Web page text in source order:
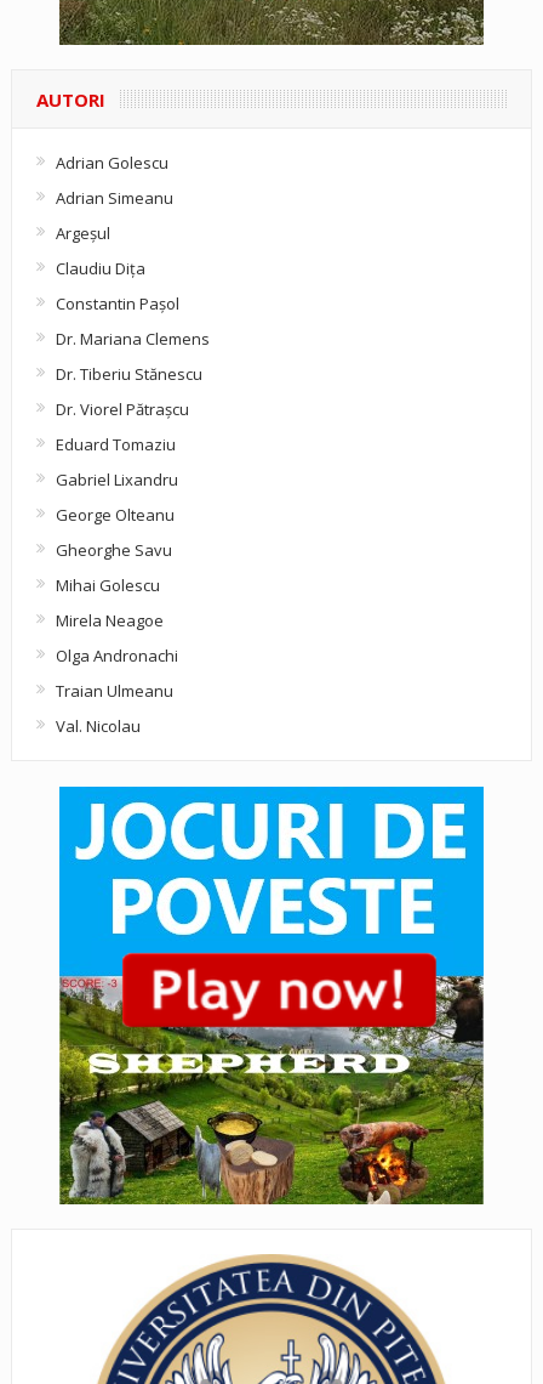
AUTORI
Adrian Golescu
Adrian Simeanu
Argeşul
Claudiu Diţa
Constantin Pașol
Dr. Mariana Clemens
Dr. Tiberiu Stănescu
Dr. Viorel Pătraşcu
Eduard Tomaziu
Gabriel Lixandru
George Olteanu
Gheorghe Savu
Mihai Golescu
Mirela Neagoe
Olga Andronachi
Traian Ulmeanu
Val. Nicolau